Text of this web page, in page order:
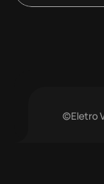
©Eletro